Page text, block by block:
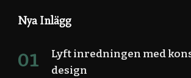
Nya Inlägg
Lyft inredningen med
design